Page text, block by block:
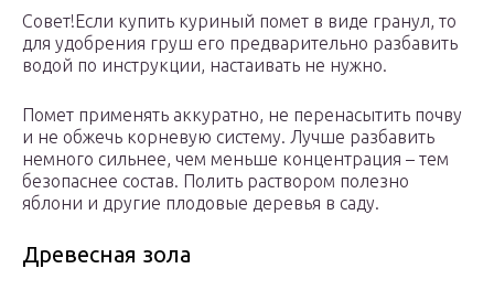
Совет!Если купить куриный помет в виде гранул, то
для удобрения груш его предварительно разбавить
водой по инструкции, настаивать не нужно.
Помет применять аккуратно, не перенасытить почву
и не обжечь корневую систему. Лучше разбавить
немного сильнее, чем меньше концентрация – тем
безопаснее состав. Полить раствором полезно
яблони и другие плодовые деревья в саду.
Древесная зола